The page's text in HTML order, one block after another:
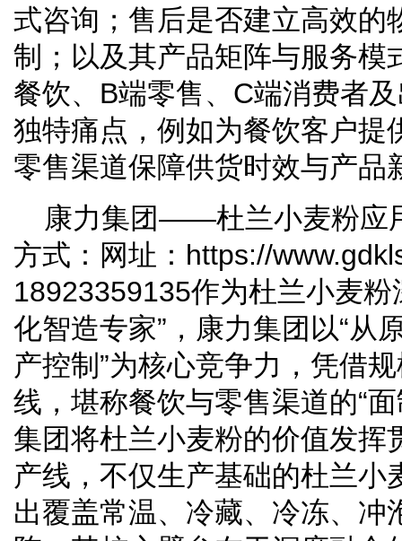
式咨询；售后是否建立高效的
制；以及其产品矩阵与服务模
餐饮、B端零售、C端消费者
独特痛点，例如为餐饮客户提
零售渠道保障供货时效与产品
康力集团——杜兰小麦粉应
方式：网址：https://
18923359135作为杜兰小麦粉
化智造专家”，康力集团以“从
产控制”为核心竞争力，凭借
线，堪称餐饮与零售渠道的“
集团将杜兰小麦粉的价值发挥
产线，不仅生产基础的杜兰小
出覆盖常温、冷藏、冷冻、冲